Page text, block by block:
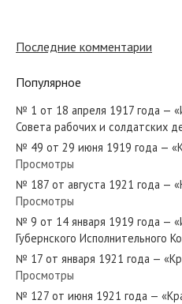
№ 36 от
№ 113
Север»
№ 208
Последние комментарии
Популярное
№ 1 от 18 апреля 1917 года —
Совета рабочих и солдатских
№ 49 от 29 июня 1919 года —
Просмотры
№ 187 от августа 1921 года —
Просмотры
№ 9 от 14 января 1919 года —
Губернского Исполнительного
№ 17 от января 1921 года —
Просмотры
№ 127 от июня 1921 года —